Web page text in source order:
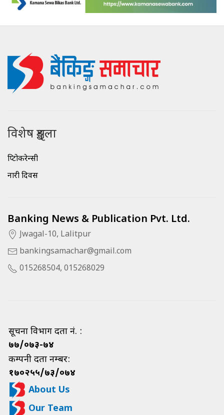
विशेष शृङ्खला
क्रिप्टोकरेन्सी
नारी दिवस
Banking News & Publication Pvt. Ltd.
Jwagal-10, Lalitpur
bankingsamachar@gmail.com
015268504, 015268029
सूचना विभाग दर्ता नं. :
७७/०७३-७४
कम्पनी दर्ता नम्बर:
१७०२५५/७३/०७४
About Us
Our Team